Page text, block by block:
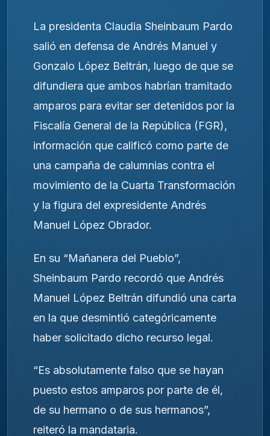
La presidenta Claudia Sheinbaum Pardo
salió en defensa de Andrés Manuel y
Gonzalo López Beltrán, luego de que se
difundiera que ambos habrían tramitado
amparos para evitar ser detenidos por la
Fiscalía General de la República (FGR),
información que calificó como parte de
una campaña de calumnias contra el
movimiento de la Cuarta Transformación
y la figura del expresidente Andrés
Manuel López Obrador.
En su “Mañanera del Pueblo”,
Sheinbaum Pardo recordó que Andrés
Manuel López Beltrán difundió una carta
en la que desmintió categóricamente
haber solicitado dicho recurso legal.
“Es absolutamente falso que se hayan
puesto estos amparos por parte de él,
de su hermano o de sus hermanos”,
reiteró la mandataria.